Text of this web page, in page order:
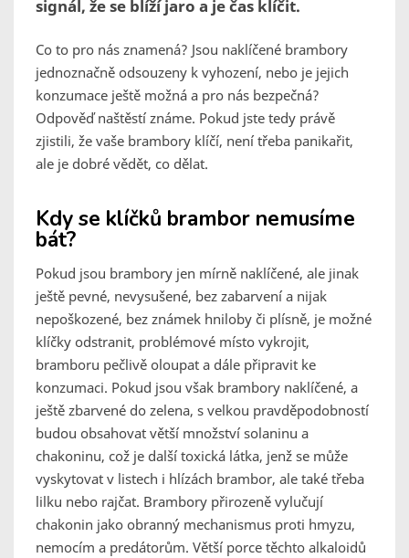
signál, že se blíží jaro a je čas klíčit.
Co to pro nás znamená? Jsou naklíčené brambory
jednoznačně odsouzeny k vyhození, nebo je jejich
konzumace ještě možná a pro nás bezpečná?
Odpověď naštěstí známe. Pokud jste tedy právě
zjistili, že vaše brambory klíčí, není třeba panikařit,
ale je dobré vědět, co dělat.
Kdy se klíčků brambor nemusíme
bát?
Pokud jsou brambory jen mírně naklíčené, ale jinak
ještě pevné, nevysušené, bez zabarvení a nijak
nepoškozené, bez známek hniloby či plísně, je možné
klíčky odstranit, problémové místo vykrojit,
bramboru pečlivě oloupat a dále připravit ke
konzumaci. Pokud jsou však brambory naklíčené, a
ještě zbarvené do zelena, s velkou pravděpodobností
budou obsahovat větší množství solaninu a
chakoninu, což je další toxická látka, jenž se může
vyskytovat v listech i hlízách brambor, ale také třeba
lilku nebo rajčat. Brambory přirozeně vylučují
chakonin jako obranný mechanismus proti hmyzu,
nemocím a predátorům. Větší porce těchto alkaloidů